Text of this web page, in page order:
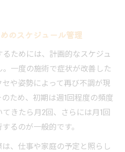
のスケジュール管理
ためには、計画的なスケジュ
一度の施術で症状が改善した
や姿勢によって再び不調が現
ため、初期は週1回程度の頻度
きたら月2回、さらには月1回
るのが一般的です。
、仕事や家庭の予定と照らし